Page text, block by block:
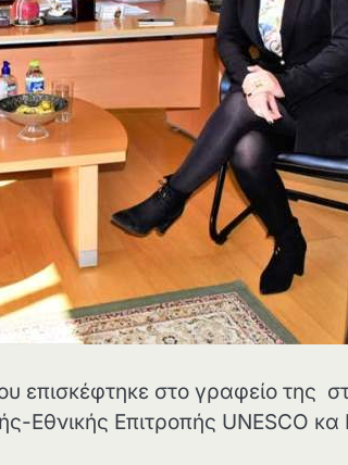
επισκέφτηκε στο γραφείο της
Εθνικής Επιτροπής UNESCO κα